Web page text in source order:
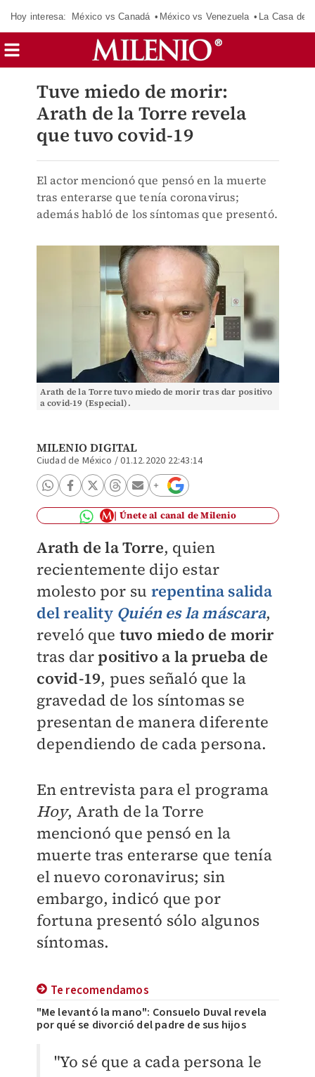
Hoy interesa: México vs Canadá México vs Venezuela La Casa de
Tuve miedo de morir:
Arath de la Torre revela
que tuvo covid-19
El actor mencionó que pensó en la muerte
tras enterarse que tenía coronavirus;
además habló de los síntomas que presentó.
Arath de la Torre tuvo miedo de morir tras dar positivo
a covid-19 (Especial).
MILENIO DIGITAL
Ciudad de México /01.12.2020 22:43:14
Únete al canal de Milenio
Arath de la Torre, quien
recientemente dijo estar
molesto por su repentina salida
del reality Quién es la máscara,
reveló que tuvo miedo de morir
tras darpositivo a la prueba de
covid-19, pues señaló que la
gravedad de los síntomas se
presentan de manera diferente
dependiendo de cada persona.
En entrevista para el programa
Hoy, Arath de la Torre
mencionó que pensó en la
muerte tras enterarse que tenía
el nuevo coronavirus; sin
embargo, indicó que por
fortuna presentó sólo algunos
síntomas.
Te recomendamos
"Me levantó la mano": Consuelo Duval revela
por qué se divorció del padre de sus hijos
"Yo sé que a cada persona le